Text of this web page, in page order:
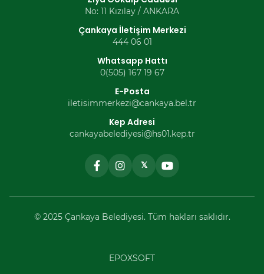
No: 11 Kızılay / ANKARA
Çankaya İletişim Merkezi
444 06 01
Whatsapp Hattı
0(505) 167 19 67
E-Posta
iletisimmerkezi@cankaya.bel.tr
Kep Adresi
cankayabelediyesi@hs01.kep.tr
𝕏
© 2025 Çankaya Belediyesi. Tüm hakları saklıdır.
EPOXSOFT